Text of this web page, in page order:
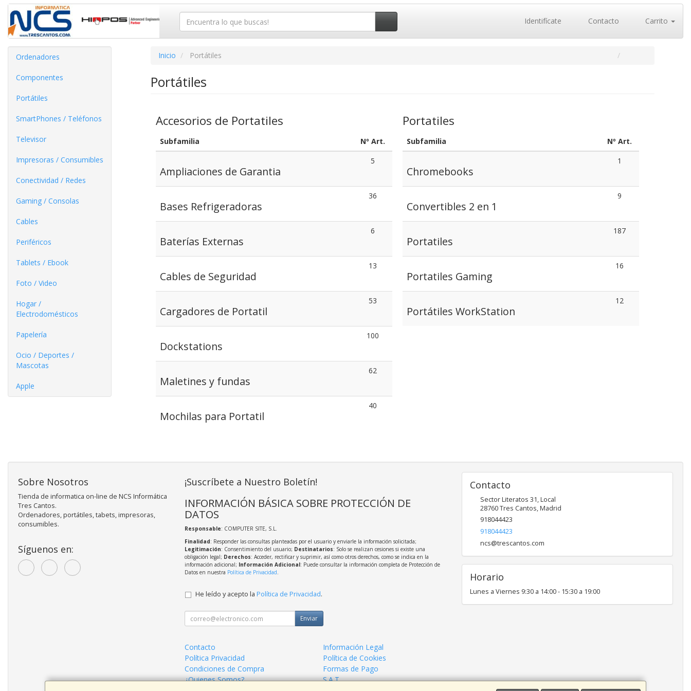
Identifícate Contacto Carrito
Ordenadores
Componentes
Portátiles
SmartPhones / Teléfonos
Televisor
Impresoras / Consumibles
Conectividad / Redes
Gaming / Consolas
Cables
Periféricos
Tablets / Ebook
Foto / Video
Hogar /
Electrodomésticos
Papelería
Ocio / Deportes /
Mascotas
Apple
Inicio Portátiles
Portátiles
Accesorios de Portatiles
Subfamilia Nº Art.
Ampliaciones de Garantia
5
Bases Refrigeradoras
36
Baterías Externas
6
Cables de Seguridad
13
Cargadores de Portatil
53
Dockstations
100
Maletines y fundas
62
Mochilas para Portatil
40
Portatiles
Subfamilia Nº Art.
Chromebooks
1
Convertibles 2 en 1
9
Portatiles
187
Portatiles Gaming
16
Portátiles WorkStation
12
Sobre Nosotros
Tienda de informatica on-line de NCS Informática
Tres Cantos.
Ordenadores, portátiles, tabets, impresoras,
consumibles.
Síguenos en:
¡Suscríbete a Nuestro Boletín!
INFORMACIÓN BÁSICA SOBRE PROTECCIÓN DE
DATOS
Responsable: COMPUTER SITE, S.L.
Finalidad: Responder las consultas planteadas por el usuario y enviarle la información solicitada;
Legitimación: Consentimiento del usuario; Destinatarios: Solo se realizan cesiones si existe una
obligación legal; Derechos: Acceder, rectificar y suprimir, así como otros derechos, como se indica en la
información adicional; Información Adicional: Puede consultar la información completa de Protección de
Datos en nuestra Política de Privacidad.
He leído y acepto la Política de Privacidad.
Enviar
Contacto
Información Legal
Política Privacidad
Política de Cookies
Condiciones de Compra
Formas de Pago
¿Quienes Somos?
S.A.T.
Contacto
Sector Literatos 31, Local
28760Tres Cantos,Madrid
918044423
918044423
ncs@trescantos.com
Horario
Lunes a Viernes 9:30 a 14:00 - 15:30 a 19:00